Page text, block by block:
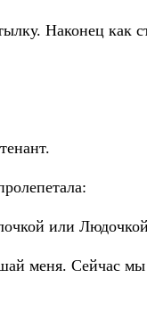
Наконец как
или
меня. Сейчас